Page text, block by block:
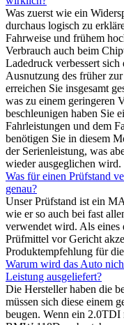
Was zuerst wie ein
durchaus logisch zu
Fahrweise und frühem
Verbrauch auch beim
Ladedruck verbessert
Ausnutzung des früher
erreichen Sie insgesamt
was zu einem geringeren
beschleunigen haben Sie
Fahrleistungen und dem
benötigen Sie in diesem
der Serienleistung, was
wieder ausgeglichen wird.
Was für einen Prüfstand
genau?
Unser Prüfstand ist ein
wie er so auch bei fast
verwendet wird. Als eines
Prüfmittel vor Gericht
Produktempfehlung für
Warum wird das Auto
Leistung ausgeliefert?
Die Hersteller haben die
müssen sich diese einem
beugen. Wenn ein 2.0TDI